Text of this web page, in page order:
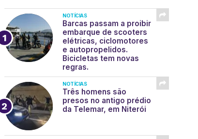
NOTÍCIAS
Barcas passam a proibir
embarque de scooters
elétricas, ciclomotores
e autopropelidos.
Bicicletas tem novas
regras.
NOTÍCIAS
Três homens são
presos no antigo prédio
da Telemar, em Niterói